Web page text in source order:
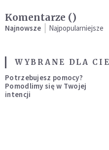
Komentarze ()
Najnowsze Najpopularniejsze
WYBRANE DLA
Potrzebujesz pomocy?
Pomodlimy się w Twojej
intencji